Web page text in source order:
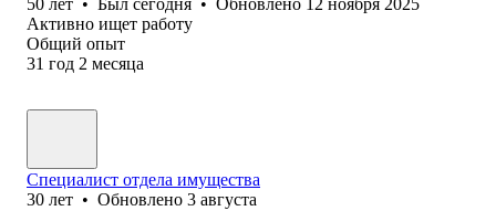
Активно ищет работу
Общий опыт
31 год 2 месяца
Специалист отдела имущества
30 лет • Обновлено 3 августа